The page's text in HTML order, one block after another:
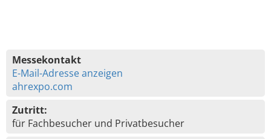
Messekontakt
E-Mail-Adresse anzeigen
ahrexpo.com
Zutritt:
für Fachbesucher und Privatbesucher